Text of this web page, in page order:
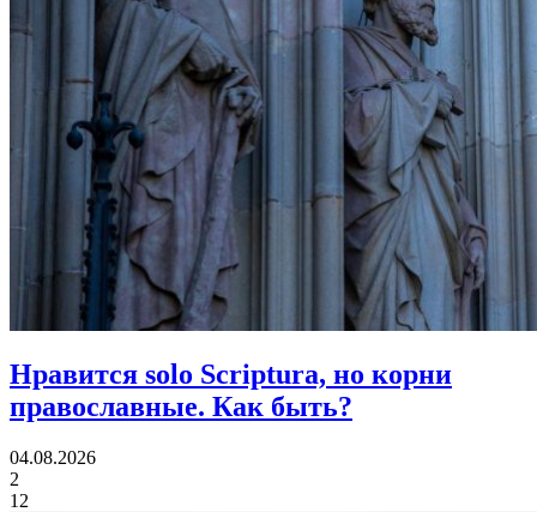
Нравится solo Scriptura, но корни
православные. Как быть?
04.08.2026
2
12